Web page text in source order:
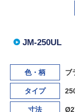
JM-250UL
色・柄 ブ
タイプ
寸法